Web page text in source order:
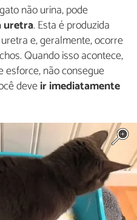
não urina, pode
uretra. Esta é produzida
e, geralmente, ocorre
Quando isso acontece,
esforce, não consegue
deveir imediatamente